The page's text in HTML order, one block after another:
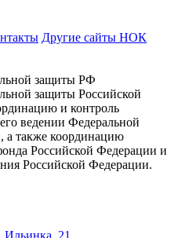
Другие сайты НОК
защиты РФ
защиты Российской
и контроль
ведении Федеральной
а также координацию
Российской Федерации и
Российской Федерации.
Ильинка, 21